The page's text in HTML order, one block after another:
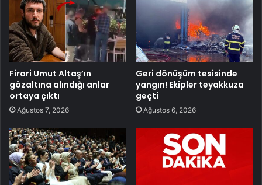
Firari Umut Altaş’ın
gözaltına alındığı anlar
ortaya çıktı
Ağustos 7, 2026
Geri dönüşüm tesisinde
yangın! Ekipler teyakkuza
geçti
Ağustos 6, 2026